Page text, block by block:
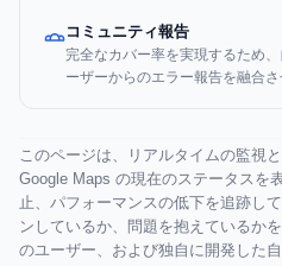
コミュニティ報告
完全なカバー率を実現するため
ーザーからのエラー報告を融合さ
このページは、リアルタイムの監視
Google Maps の現在のステータスを
止、パフォーマンスの低下を追跡し
ンしているか、問題を抱えているか
のユーザー、および独自に開発した